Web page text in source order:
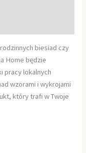
biesiad czy
Home będzie
pracy lokalnych
wzorami i wykrojami
który trafi w Twoje